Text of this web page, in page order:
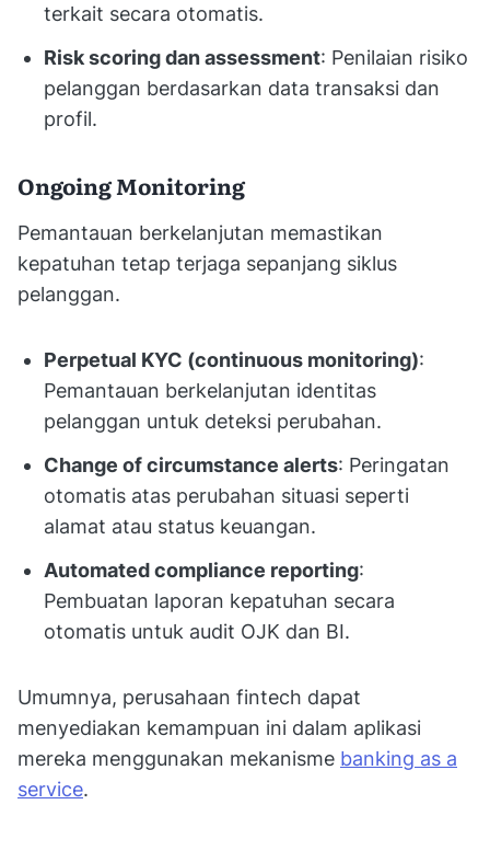
terkait secara otomatis.
Risk scoring dan assessment: Penilaian risiko
pelanggan berdasarkan data transaksi dan
profil.
Ongoing Monitoring
Pemantauan berkelanjutan memastikan
kepatuhan tetap terjaga sepanjang siklus
pelanggan.
Perpetual KYC (continuous monitoring):
Pemantauan berkelanjutan identitas
pelanggan untuk deteksi perubahan.
Change of circumstance alerts: Peringatan
otomatis atas perubahan situasi seperti
alamat atau status keuangan.
Automated compliance reporting:
Pembuatan laporan kepatuhan secara
otomatis untuk audit OJK dan BI.
Umumnya, perusahaan fintech dapat
menyediakan kemampuan ini dalam aplikasi
mereka menggunakan mekanisme banking as a
service.